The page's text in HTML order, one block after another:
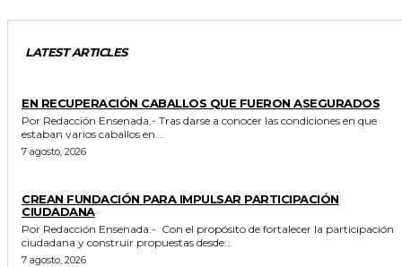
LATEST ARTICLES
EN RECUPERACIÓN CABALLOS QUE FUERON ASEGURADOS
Por Redacción Ensenada.- Tras darse a conocer las condiciones en que
estaban varios caballos en...
7 agosto, 2026
CREAN FUNDACIÓN PARA IMPULSAR PARTICIPACIÓN
CIUDADANA
Por Redacción Ensenada.- Con el propósito de fortalecer la participación
ciudadana y construir propuestas desde...
7 agosto, 2026